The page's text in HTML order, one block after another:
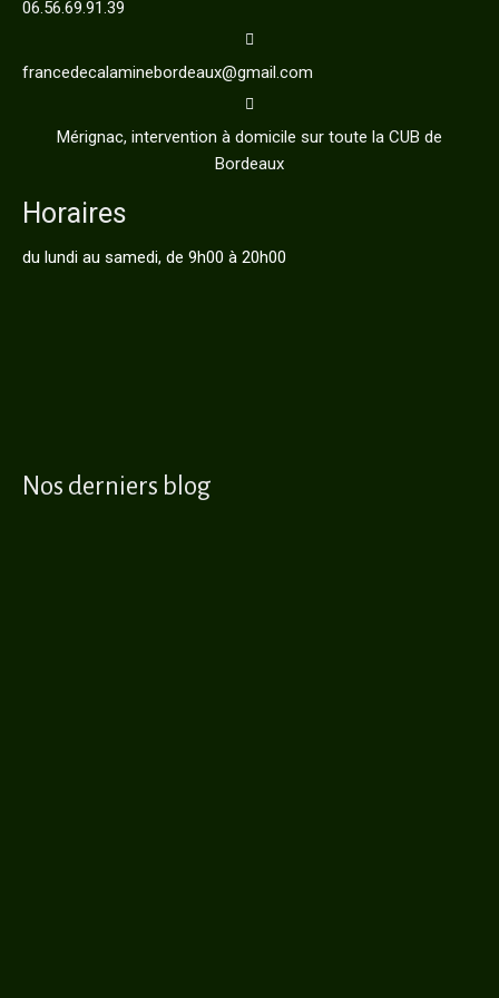
06.56.69.91.39
francedecalaminebordeaux@gmail.com
Mérignac, intervention à domicile sur toute la CUB de
Bordeaux
Horaires
du lundi au samedi, de 9h00 à 20h00
Nos derniers blog